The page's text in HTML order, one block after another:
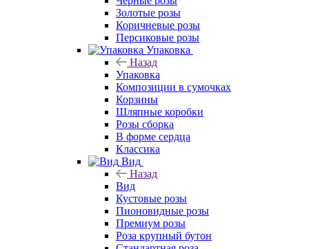
Золотые розы
Коричневые розы
Персиковые розы
Упаковка
Назад
Упаковка
Композиции в сумочках
Корзины
Шляпные коробки
Розы сборка
В форме сердца
Классика
Вид
Назад
Вид
Кустовые розы
Пионовидные розы
Премиум розы
Роза крупный бутон